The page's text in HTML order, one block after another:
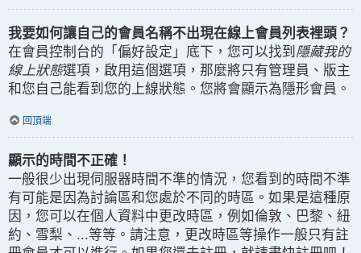
我要如何讓自己的會員名稱不出現在線上會員列表裡頭？
在會員控制台的「偏好設定」底下，您可以找到 隱藏我的
線上狀態選項，啟用這個選項，那麼將只有管理員、版主
和您自己能看到您的上線狀態。您將會顯示為隱形會員。
回頂端
顯示的時間不正確！
一般很少出現伺服器時間不準的情況，您看到的時間不準
有可能是因為討論區和您處於不同的時區。如果是這種原
因，您可以在個人資料中更改時區，例如倫敦、巴黎、紐
約、雪梨、...等等。請注意，更改時區等操作一般只有註